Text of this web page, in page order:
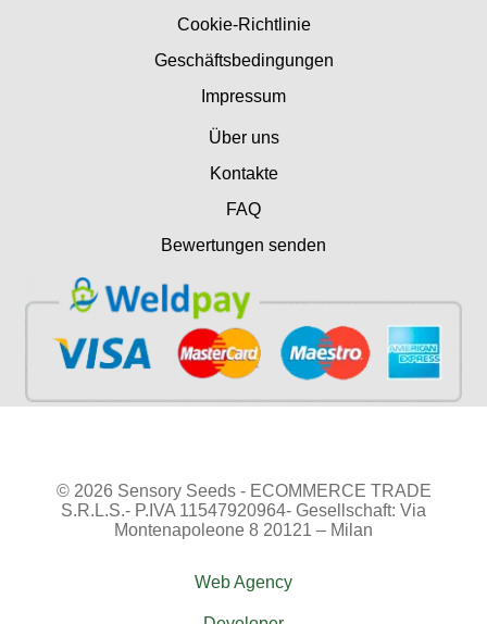
Cookie-Richtlinie
Geschäftsbedingungen
Impressum
Über uns
Kontakte
FAQ
Bewertungen senden
© 2026 Sensory Seeds - ECOMMERCE TRADE
S.R.L.S.- P.IVA 11547920964- Gesellschaft: Via
Montenapoleone 8 20121 – Milan
Web Agency